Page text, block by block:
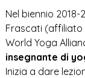
Nel biennio
Frascati (affiliato
World Yoga
insegnante di
Inizia a dare